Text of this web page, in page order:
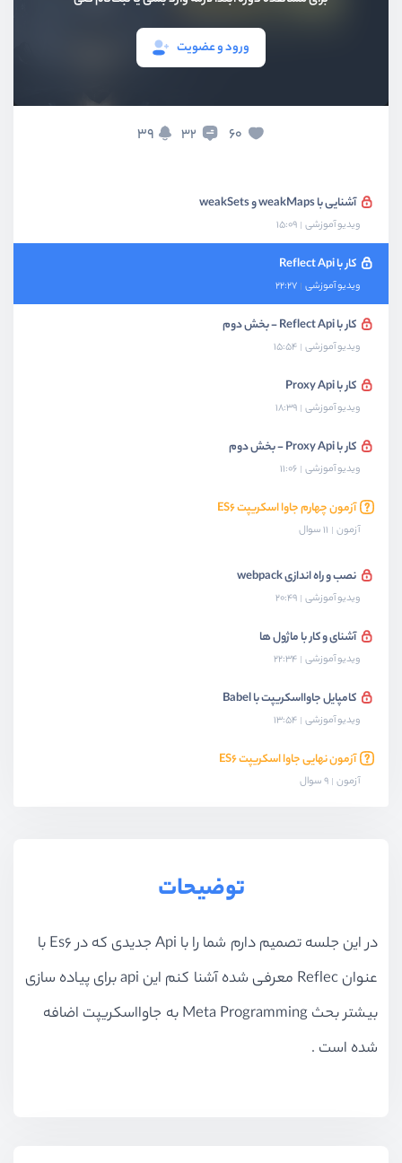
ورود و عضویت
60
32
39
ویدیو آموزشی 16:03
آشنایی با weakMaps و weakSets
ویدیو آموزشی 15:09
کار با Reflect Api
ویدیو آموزشی 22:27
کار با Reflect Api - بخش دوم
ویدیو آموزشی 15:54
کار با Proxy Api
ویدیو آموزشی 18:39
کار با Proxy Api - بخش دوم
ویدیو آموزشی 11:06
آزمون چهارم جاوا اسکریپت ES۶
آزمون 11 سوال
نصب و راه اندازی webpack
ویدیو آموزشی 20:49
آشنای و کار با ماژول ها
ویدیو آموزشی 22:34
کامپایل جاوااسکریپت با Babel
ویدیو آموزشی 13:54
آزمون نهایی جاوا اسکریپت ES6
آزمون 9 سوال
توضیحات
در این جلسه تصمیم دارم شما را با Api جدیدی که در Es6 با
عنوان Reflec معرفی شده آشنا کنم این api برای پیاده سازی
بیشتر بحث Meta Programming به جاوااسکریپت اضافه
شده است .